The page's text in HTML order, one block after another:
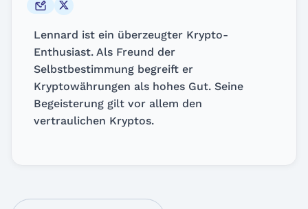
Lennard ist ein überzeugter Krypto-
Enthusiast. Als Freund der
Selbstbestimmung begreift er
Kryptowährungen als hohes Gut. Seine
Begeisterung gilt vor allem den
vertraulichen Kryptos.